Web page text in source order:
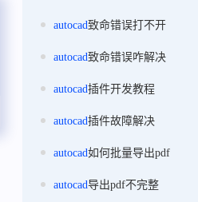
autocad致命错误打不开
autocad致命错误咋解决
autocad插件开发教程
autocad插件故障解决
autocad如何批量导出pdf
autocad导出pdf不完整